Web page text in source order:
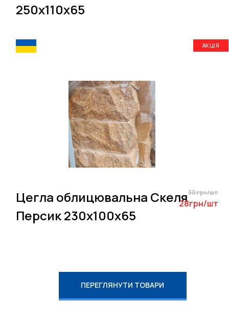
250х110х65
АКЦІЯ
Цегла облицювальна Скеля
Персик 230х100х65
30 грн/шт
28грн/шт
ПЕРЕГЛЯНУТИ ТОВАРИ